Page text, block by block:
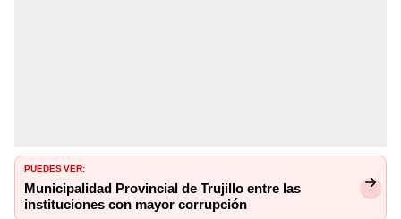
PUEDES VER:
Municipalidad Provincial de Trujillo entre las
instituciones con mayor corrupción